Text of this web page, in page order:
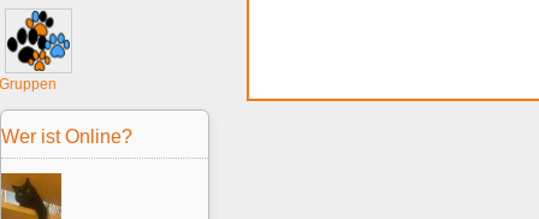
Gruppen
Wer ist Online?